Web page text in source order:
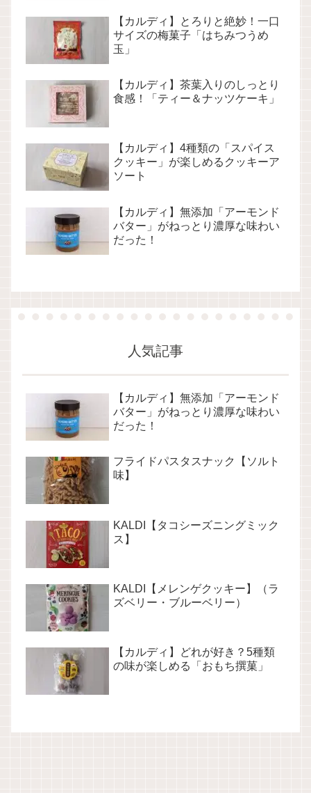
【カルディ】とろりと絶妙！一口
サイズの梅菓子「はちみつうめ
玉」
【カルディ】茶葉入りのしっとり
食感！「ティー＆ナッツケーキ」
【カルディ】4種類の「スパイス
クッキー」が楽しめるクッキーア
ソート
【カルディ】無添加「アーモンド
バター」がねっとり濃厚な味わい
だった！
人気記事
【カルディ】無添加「アーモンド
バター」がねっとり濃厚な味わい
だった！
フライドパスタスナック【ソルト
味】
KALDI【タコシーズニングミック
ス】
KALDI【メレンゲクッキー】（ラ
ズベリー・ブルーベリー）
【カルディ】どれが好き？5種類
の味が楽しめる「おもち撰菓」